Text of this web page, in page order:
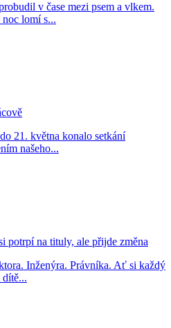
v čase mezi psem a vlkem.
lomí s...
21. května konalo setkání
našeho...
potrpí na tituly, ale přijde změna
Inženýra. Právníka. Ať si každý